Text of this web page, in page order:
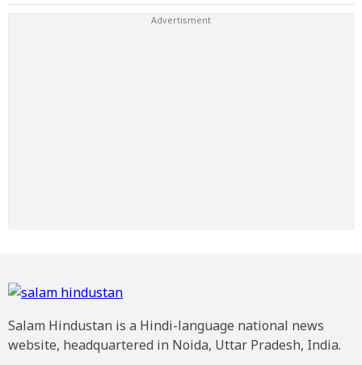
Salam Hindustan is a Hindi-language national news
website, headquartered in Noida, Uttar Pradesh, India.